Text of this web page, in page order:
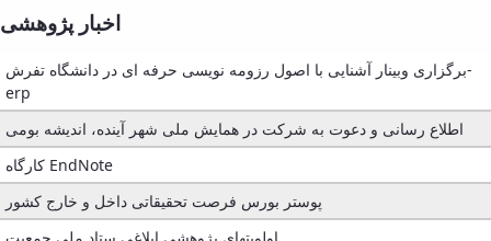
of
the
Faculty
Gallery
Contact
us
Structure
of the
Faculty
Deputy
Archeology
Journal
of
Research
Archeology
University
Publications
Management
System
اخبار پژوهشی
برگزاری وبینار آشنایی با اصول رزومه نویسی حرفه ای در دانشگاه تفرش-
erp
اطلاع رسانی و دعوت به شرکت در همایش ملی شهر آینده، اندیشه بومی
کارگاه EndNote
پوستر بورس فرصت تحقیقاتی داخل و خارج کشور
اولویتهای پژوهشی ابلاغی ستاد ملی جمعیت